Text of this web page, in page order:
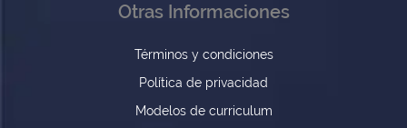
Otras Informaciones
Términos y condiciones
Política de privacidad
Modelos de curriculum